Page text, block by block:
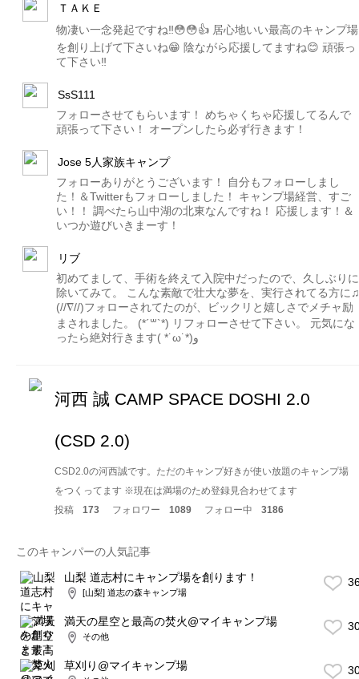
ＴＡＫＥ
物凄い一念発起ですね‼️😳😳👍 居心地いい最高のキャンプ場
を創り上げて下さいね😁 陰ながら応援してますね😊 頑張っ
て下さい‼️
SsS111
フォローさせてもらいます！ めちゃくちゃ応援してるんで
頑張って下さい！ オープンしたら必ず行きます！
Jose 5人家族キャンプ
フォローありがとうございます！ 自分もフォローしまし
た！＆Twitterもフォローしました！ キャンプ場経営、すご
い！！ 調べたら山中湖の北東なんですね！ 応援します！＆
いつか遊びいきまーす！
リブ
初めてまして、手術を終えて入院中だったので、久しぶりに
除いてみて。 こんな素敵で壮大な夢を、実行されてる方に♫
(//∇//)フォローされてたのが、ビックリと嬉しさでメチャ励
まされました。 (*´꒳`*) リフォローさせて下さい。 元気にな
ったら絶対行きます( *˙ω˙*)و
河西 誠 CAMP SPACE DOSHI 2.0
(CSD 2.0)
CSD2.0の河西誠です。ただのキャンプ好きが使い放題のキャンプ場
をつくってます ※現在は満場のため登録見合わせてます
投稿
173 フォロワー 1089 フォロー中 3186
このキャンパーの人気記事
山梨 道志村にキャンプ場を創ります！
[山梨] 道志の森キャンプ場
満天の星空と最高の焚火@マイキャンプ場
その他
草刈り@マイキャンプ場